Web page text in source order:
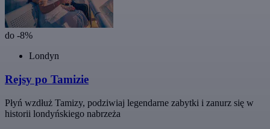
do -8%
Londyn
Rejsy po Tamizie
Płyń wzdłuż Tamizy, podziwiaj legendarne zabytki i zanurz się w
historii londyńskiego nabrzeża